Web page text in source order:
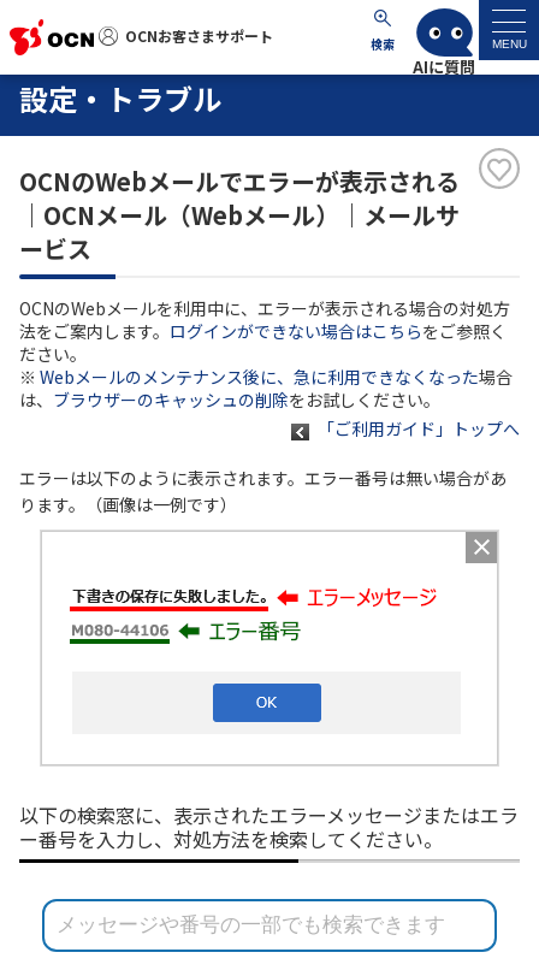
OCNお客さまサポート 検索 MENU
OCNお客さまサポート
サポートトップ
よくあるご質問
工事・故障情報
お問い合わせ
履歴・お気に入り
NTTドコモビジネスのお客さ
OCN サービス一覧
設定・トラブル
OCNのWebメールでエラーが表示される
｜OCNメール（Webメール）｜メールサ
ービス
OCNのWebメールを利用中に、エラーが表示される場合の対処方
法をご案内します。 ログインができない場合はこちらをご参照く
ださい。
※ Webメールのメンテナンス後に、急に利用できなくなった場合
は、 ブラウザーのキャッシュの削除をお試しください。
「ご利用ガイド」トップへ
エラーは以下のように表示されます。エラー番号は無い場合があ
ります。（画像は一例です）
以下の検索窓に、表示されたエラーメッセージまたはエラ
ー番号を入力し、対処方法を検索してください。